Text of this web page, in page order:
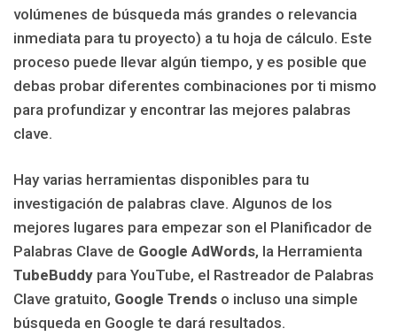
volúmenes de búsqueda más grandes o relevancia
inmediata para tu proyecto) a tu hoja de cálculo. Este
proceso puede llevar algún tiempo, y es posible que
debas probar diferentes combinaciones por ti mismo
para profundizar y encontrar las mejores palabras
clave.
Hay varias herramientas disponibles para tu
investigación de palabras clave. Algunos de los
mejores lugares para empezar son el Planificador de
Palabras Clave de Google AdWords, la Herramienta
TubeBuddy para YouTube, el Rastreador de Palabras
Clave gratuito, Google Trends o incluso una simple
búsqueda en Google te dará resultados.